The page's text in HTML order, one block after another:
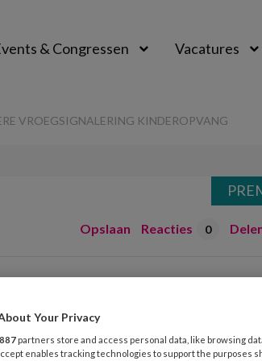
& Congressen Vacatures
VROEGSIGNALERING KINDEROPVANG
Opslaan Reacties 0
betere
kinderopvang
Your Privacy
887 partners store and access personal data, like browsing
enables tracking technologies to support the purposes